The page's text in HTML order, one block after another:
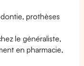
prothèses
le généraliste,
en pharmacie,